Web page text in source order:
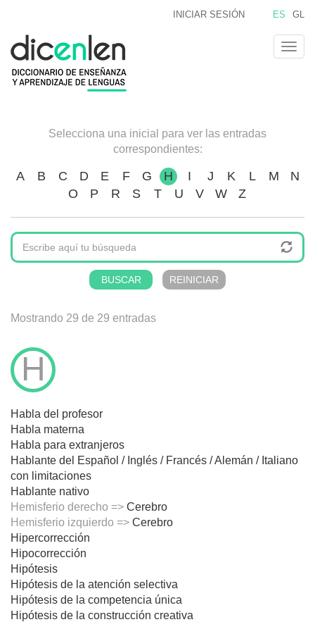
contenido
principal
ES GL
INICIAR SESIÓN
Selecciona una inicial para ver las entradas
correspondientes:
A B C D E F G H I J K L M
N
O
P R S T U V W Z
Mostrando 29 de 29 entradas
H
Habla del profesor
Habla materna
Habla para extranjeros
Hablante del Español / Inglés / Francés / Alemán / Italiano
con limitaciones
Hablante nativo
Hemisferio derecho => Cerebro
Hemisferio izquierdo => Cerebro
Hipercorrección
Hipocorrección
Hipótesis
Hipótesis de la atención selectiva
Hipótesis de la competencia única
Hipótesis de la construcción creativa